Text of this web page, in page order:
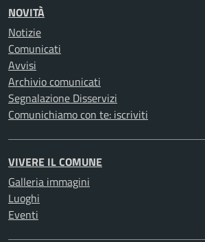
NOVITÀ
Notizie
Comunicati
Avvisi
Archivio comunicati
Segnalazione Disservizi
Comunichiamo con te: iscriviti
VIVERE IL COMUNE
Galleria immagini
Luoghi
Eventi